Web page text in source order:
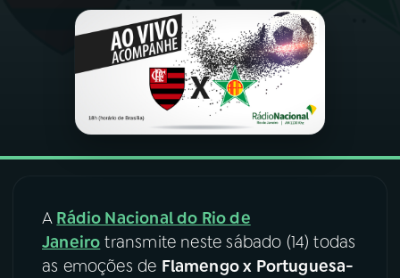
PROGRAMAS
ÚLTIMAS
08FESTIVAL DE MÚSICA
A Rádio Nacional do Rio de
Janeiro transmite neste sábado (14) todas
as emoções de Flamengo x Portuguesa-